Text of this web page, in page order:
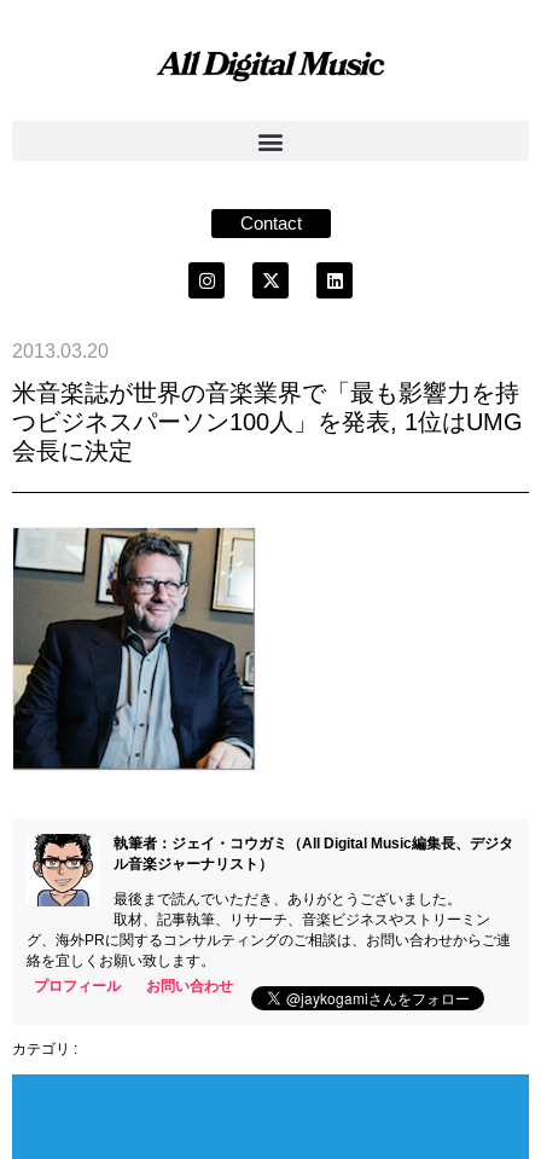
Contact
2013.03.20
米音楽誌が世界の音楽業界で「最も影響力を持
つビジネスパーソン100人」を発表, 1位はUMG
会長に決定
執筆者：ジェイ・コウガミ（All Digital Music編集長、デジタ
ル音楽ジャーナリスト）
最後まで読んでいただき、ありがとうございました。
取材、記事執筆、リサーチ、音楽ビジネスやストリーミン
グ、海外PRに関するコンサルティングのご相談は、お問い合わせからご連
絡を宜しくお願い致します。
プロフィール
お問い合わせ
カテゴリ :